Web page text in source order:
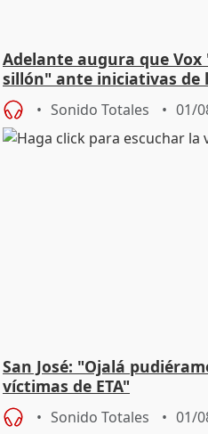
Adelante augura que Vox
sillón" ante iniciativas de
Sonido Totales 01/
San José: "Ojalá
víctimas de ETA"
Sonido Totales 01/